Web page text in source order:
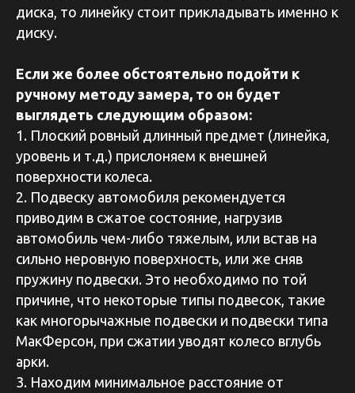
диска, то линейку стоит прикладывать именно к
диску.
Если же более обстоятельно подойти к
ручному методу замера, то он будет
выглядеть следующим образом:
1. Плоский ровный длинный предмет (линейка,
уровень и т.д.) прислоняем к внешней
поверхности колеса.
2. Подвеску автомобиля рекомендуется
приводим в сжатое состояние, нагрузив
автомобиль чем-либо тяжелым, или встав на
сильно неровную поверхность, или же сняв
пружину подвески. Это необходимо по той
причине, что некоторые типы подвесок, такие
как многорычажные подвески и подвески типа
МакФерсон, при сжатии уводят колесо вглубь
арки.
3. Находим минимальное расстояние от